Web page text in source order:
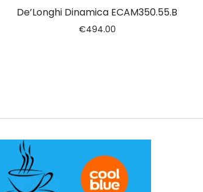
De’Longhi Dinamica ECAM350.55.B
€494.00